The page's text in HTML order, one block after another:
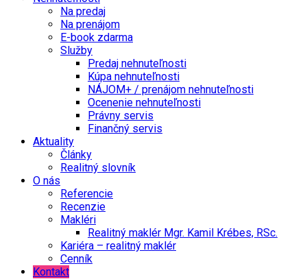
Na predaj
Na prenájom
E-book zdarma
Služby
Predaj nehnuteľnosti
Kúpa nehnuteľnosti
NÁJOM+ / prenájom nehnuteľnosti
Ocenenie nehnuteľnosti
Právny servis
Finančný servis
Aktuality
Články
Realitný slovník
O nás
Referencie
Recenzie
Makléri
Realitný maklér Mgr. Kamil Krébes, RSc.
Kariéra – realitný maklér
Cenník
Kontakt